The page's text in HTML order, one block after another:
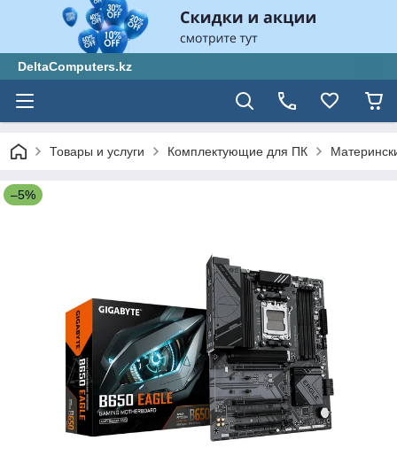
DeltaComputers.kz
Товары и услуги Комплектующие для ПК
–5%